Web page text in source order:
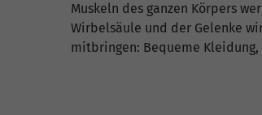
Muskeln des ganzen Körpers
Wirbelsäule und der Gelenke
mitbringen: Bequeme